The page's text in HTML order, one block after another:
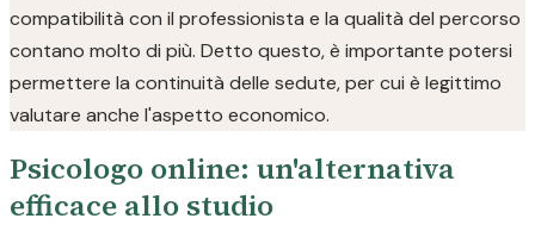
compatibilità con il professionista e la qualità del percorso
contano molto di più. Detto questo, è importante potersi
permettere la continuità delle sedute, per cui è legittimo
valutare anche l'aspetto economico.
Psicologo online: un'alternativa
efficace allo studio